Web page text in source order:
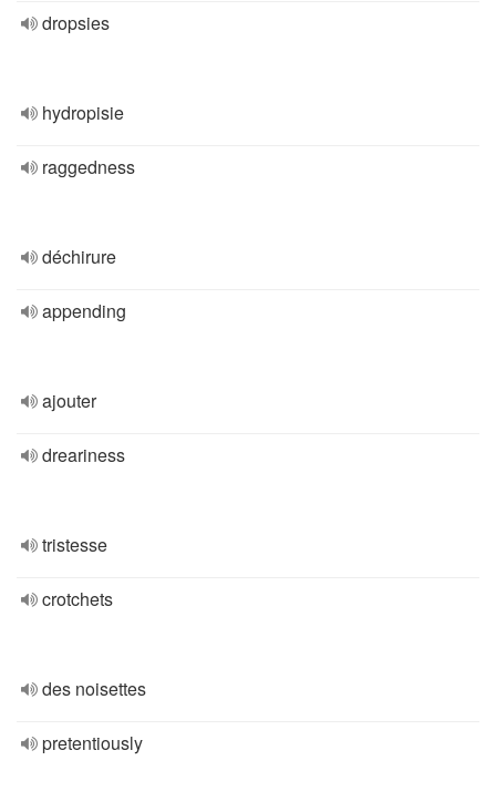
dropsies
hydropisie
raggedness
déchirure
appending
ajouter
dreariness
tristesse
crotchets
des noisettes
pretentiously